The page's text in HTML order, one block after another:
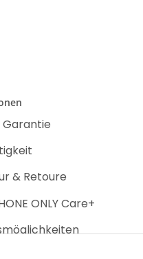
Garantie
& Retoure
ONLY Care+